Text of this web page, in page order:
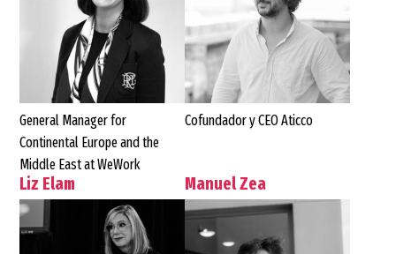
General Manager for
Continental Europe and the
Middle East at WeWork
Cofundador y CEO Aticco
Liz Elam Manuel Zea